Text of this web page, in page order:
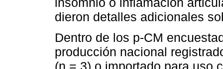
dieron detalles adicionales
Dentro de los p-CM
producción nacional
(n = 3) o importado para uso